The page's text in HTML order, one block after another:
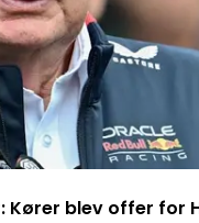
Kører blev offer for